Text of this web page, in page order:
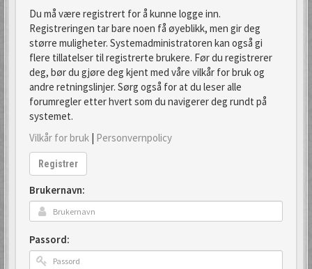
Du må være registrert for å kunne logge inn.
Registreringen tar bare noen få øyeblikk, men gir deg
større muligheter. Systemadministratoren kan også gi
flere tillatelser til registrerte brukere. Før du registrerer
deg, bør du gjøre deg kjent med våre vilkår for bruk og
andre retningslinjer. Sørg også for at du leser alle
forumregler etter hvert som du navigerer deg rundt på
systemet.
Vilkår for bruk | Personvernpolicy
Registrer
Brukernavn:
Passord: